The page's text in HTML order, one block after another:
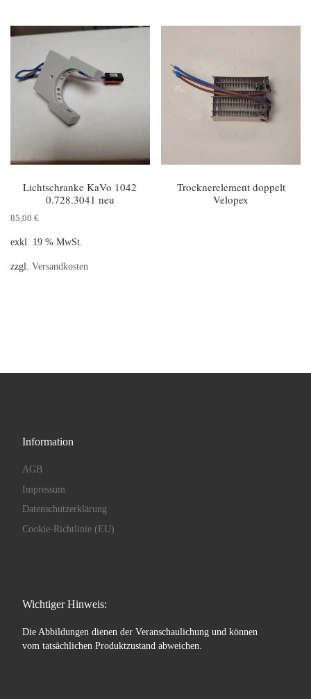
Lichtschranke KaVo 1042
0.728.3041 neu
85,00 €
exkl. 19 % MwSt.
zzgl. Versandkosten
Trocknerelement doppelt
Velopex
Information
AGB
Impressum
Datenschutzerklärung
Cookie-Richtlinie (EU)
Wichtiger Hinweis:
Die Abbildungen dienen der Veranschaulichung und können
vom tatsächlichen Produktzustand abweichen.